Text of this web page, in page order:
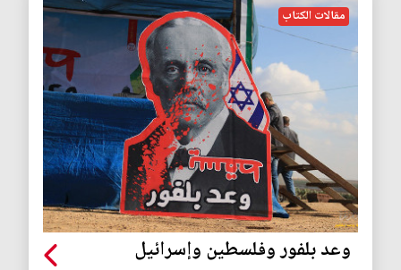
مقالات الكتاب
وعد بلفور وفلسطين وإسرائيل